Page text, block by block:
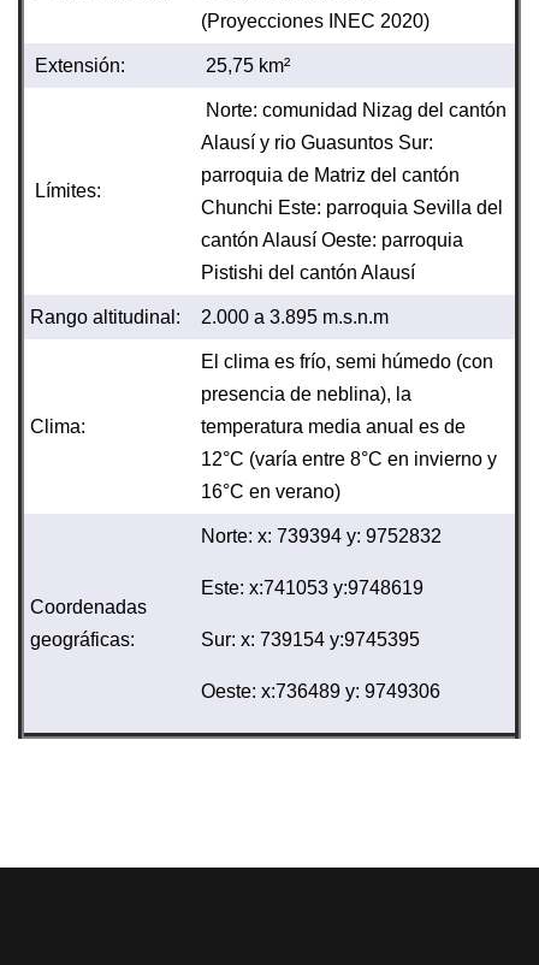
(Proyecciones INEC 2020)
Extensión: 25,75 km²
Límites:
Norte: comunidad Nizag del cantón
Alausí y rio Guasuntos Sur:
parroquia de Matriz del cantón
Chunchi Este: parroquia Sevilla del
cantón Alausí Oeste: parroquia
Pistishi del cantón Alausí
Rango altitudinal: 2.000 a 3.895 m.s.n.m
Clima:
El clima es frío, semi húmedo (con
presencia de neblina), la
temperatura media anual es de
12°C (varía entre 8°C en invierno y
16°C en verano)
Coordenadas
geográficas:
Norte: x: 739394 y: 9752832
Este: x:741053 y:9748619
Sur: x: 739154 y:9745395
Oeste: x:736489 y: 9749306